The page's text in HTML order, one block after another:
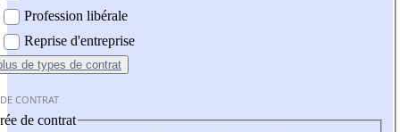
Profession libérale
Reprise d'entreprise
de types de contrat
CONTRAT
de contrat